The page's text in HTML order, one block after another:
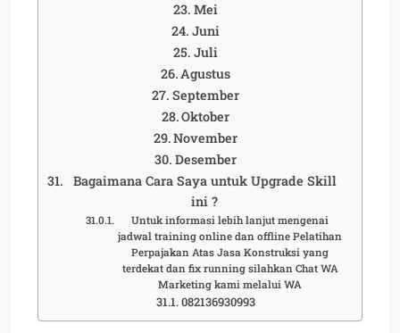
Mei
Juni
Juli
Agustus
September
Oktober
November
Desember
Bagaimana Cara Saya untuk Upgrade Skill
ini ?
Untuk informasi lebih lanjut mengenai
jadwal training online dan offline Pelatihan
Perpajakan Atas Jasa Konstruksi yang
terdekat dan fix running silahkan Chat WA
Marketing kami melalui WA
082136930993